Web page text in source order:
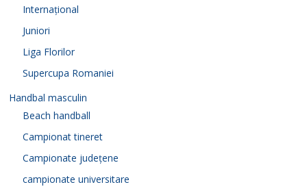
Internațional
Juniori
Liga Florilor
Supercupa Romaniei
Handbal masculin
Beach handball
Campionat tineret
Campionate județene
campionate universitare